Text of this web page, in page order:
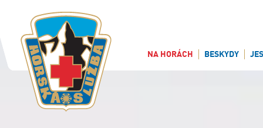
NA HORÁCH BESKYDY